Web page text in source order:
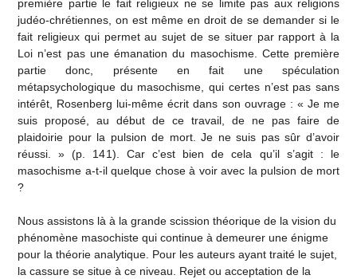
première partie le fait religieux ne se limite pas aux religions
judéo-chrétiennes, on est même en droit de se demander si le
fait religieux qui permet au sujet de se situer par rapport à la
Loi n’est pas une émanation du masochisme. Cette première
partie donc, présente en fait une spéculation
métapsychologique du masochisme, qui certes n’est pas sans
intérêt, Rosenberg lui-même écrit dans son ouvrage : « Je me
suis proposé, au début de ce travail, de ne pas faire de
plaidoirie pour la pulsion de mort. Je ne suis pas sûr d’avoir
réussi. » (p. 141). Car c’est bien de cela qu’il s’agit : le
masochisme a-t-il quelque chose à voir avec la pulsion de mort
?
Nous assistons là à la grande scission théorique de la vision du
phénomène masochiste qui continue à demeurer une énigme
pour la théorie analytique. Pour les auteurs ayant traité le sujet,
la cassure se situe à ce niveau. Rejet ou acceptation de la